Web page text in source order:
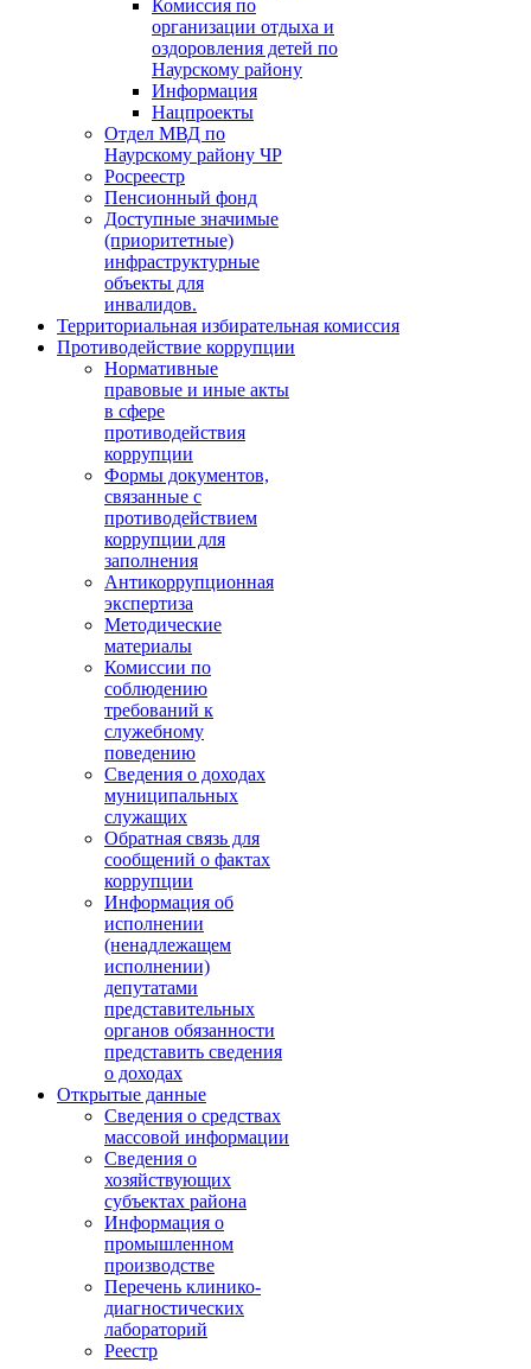
Комиссия по
организации отдыха и
оздоровления детей по
Наурскому району
Информация
Нацпроекты
Отдел МВД по
Наурскому району ЧР
Росреестр
Пенсионный фонд
Доступные значимые
(приоритетные)
инфраструктурные
объекты для
инвалидов.
Территориальная избирательная комиссия
Противодействие коррупции
Нормативные
правовые и иные акты
в сфере
противодействия
коррупции
Формы документов,
связанные с
противодействием
коррупции для
заполнения
Антикоррупционная
экспертиза
Методические
материалы
Комиссии по
соблюдению
требований к
служебному
поведению
Сведения о доходах
муниципальных
служащих
Обратная связь для
сообщений о фактах
коррупции
Информация об
исполнении
(ненадлежащем
исполнении)
депутатами
представительных
органов обязанности
представить сведения
о доходах
Открытые данные
Сведения о средствах
массовой информации
Сведения о
хозяйствующих
субъектах района
Информация о
промышленном
производстве
Перечень клинико-
диагностических
лабораторий
Реестр